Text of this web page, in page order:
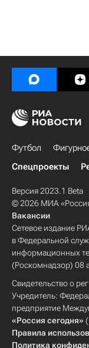
Футбол
Спецпроекты
Версия 2023.1 Beta
© 2026 МИА
Вакансии
Сетевое издание
в Федеральной
информационных
(Роскомнадзор) 08
Свидетельство о
Учредитель:
предприятие
«Россия сегодня»
Правила
Политика